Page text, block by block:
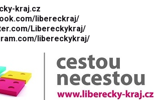
kraj.cz
libereckraj/
Libereckykraj/
libereckykraj/